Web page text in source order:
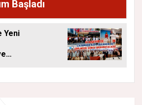
Başladı
Yeni